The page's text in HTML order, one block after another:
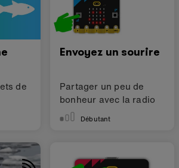
de
Envoyez un sourire
Partager un peu de
bonheur avec la radio
Débutant